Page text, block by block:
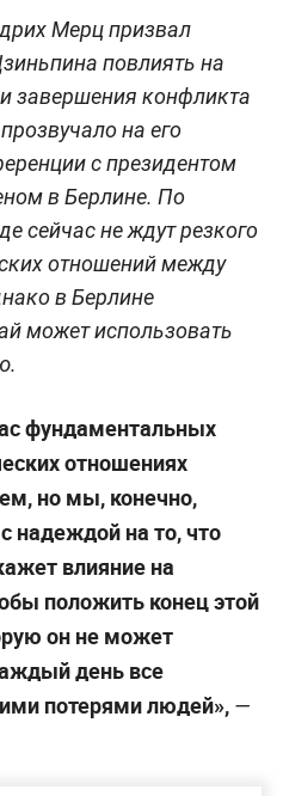
Мерц призвал
повлиять на
завершения конфликта
на его
с президентом
в Берлине. По
сейчас не ждут резкого
отношений между
в Берлине
может использовать
фундаментальных
отношениях
но мы, конечно,
надеждой на то, что
влияние на
положить конец этой
он не может
день все
потерями людей»,—